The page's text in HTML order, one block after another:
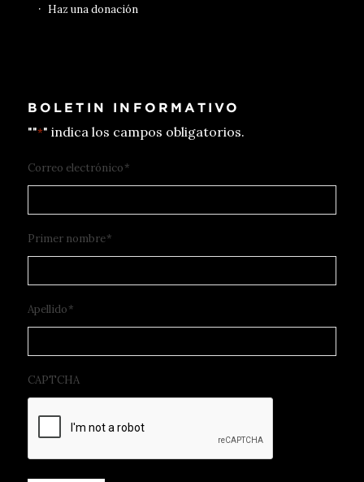
Haz una donación
BOLETIN INFORMATIVO
""*" indica los campos obligatorios.
Correo electrónico*
Primer nombre*
Apellido*
CAPTCHA